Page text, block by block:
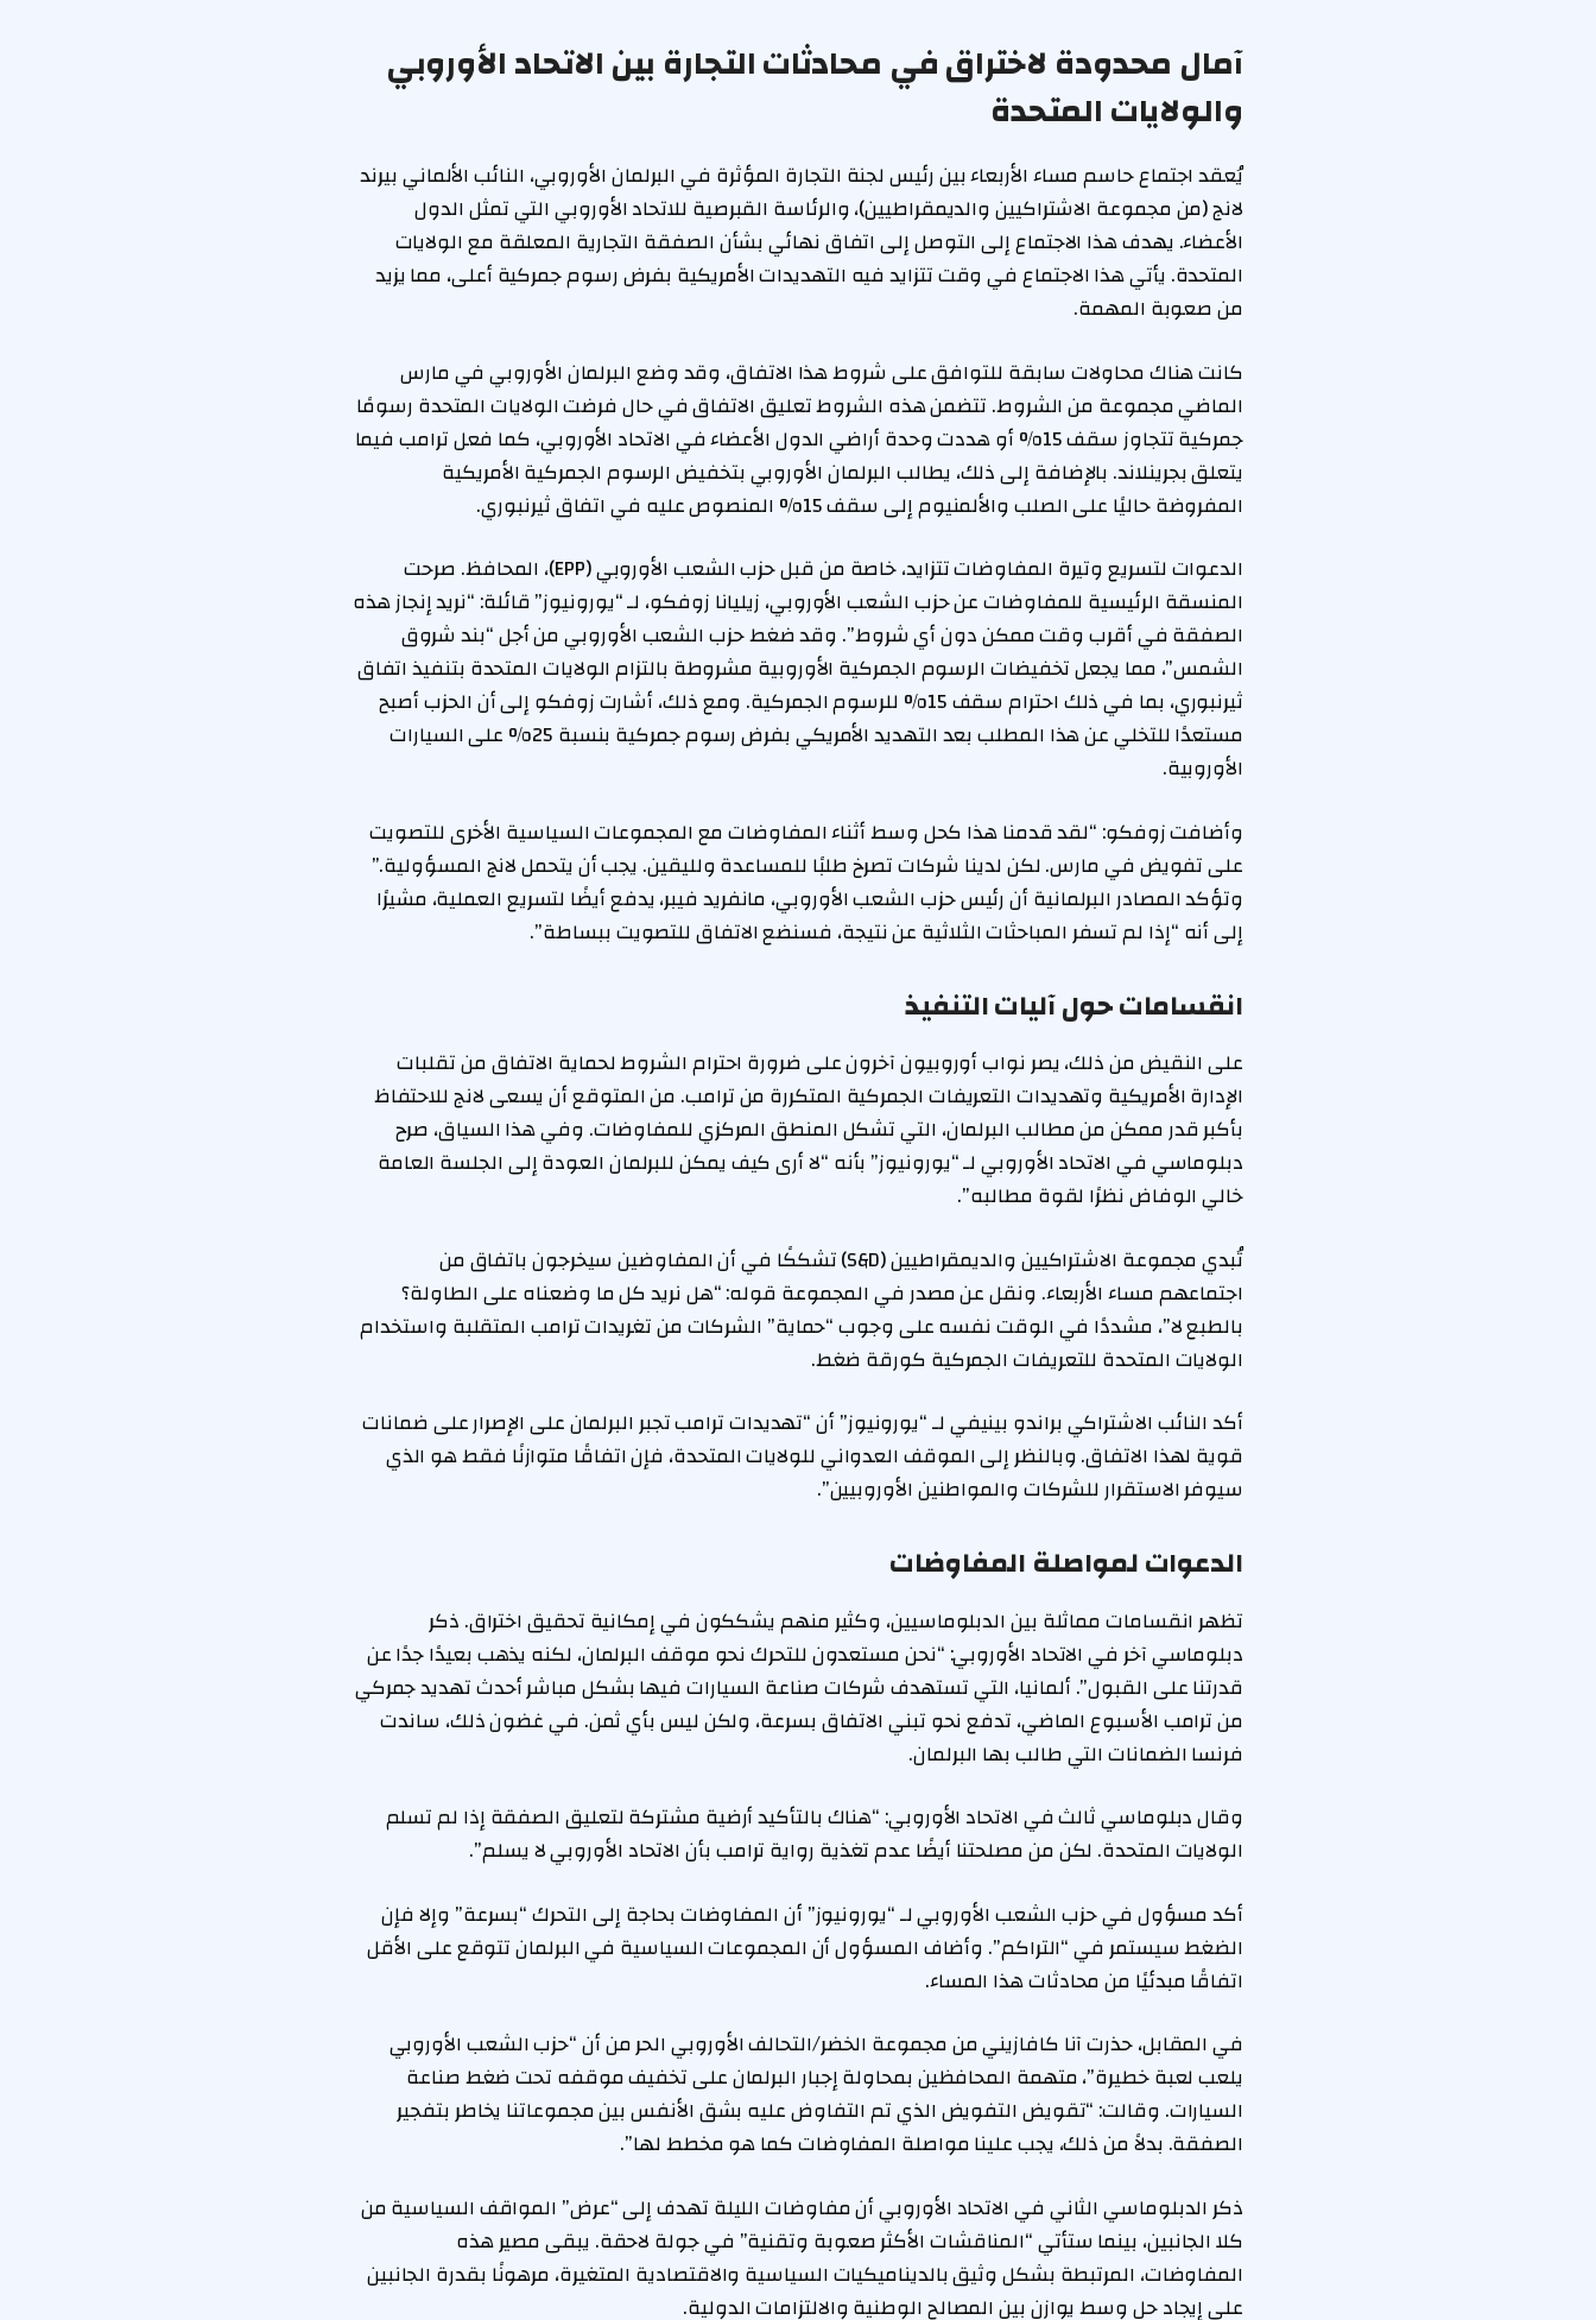
آمال محدودة لاختراق في محادثات التجارة بين الاتحاد الأوروبي
والولايات المتحدة
يُعقد اجتماع حاسم مساء الأربعاء بين رئيس لجنة التجارة المؤثرة في البرلمان الأوروبي، النائب الألماني بيرند
لانج (من مجموعة الاشتراكيين والديمقراطيين)، والرئاسة القبرصية للاتحاد الأوروبي التي تمثل الدول
الأعضاء. يهدف هذا الاجتماع إلى التوصل إلى اتفاق نهائي بشأن الصفقة التجارية المعلقة مع الولايات
المتحدة. يأتي هذا الاجتماع في وقت تتزايد فيه التهديدات الأمريكية بفرض رسوم جمركية أعلى، مما يزيد
من صعوبة المهمة.
كانت هناك محاولات سابقة للتوافق على شروط هذا الاتفاق، وقد وضع البرلمان الأوروبي في مارس
الماضي مجموعة من الشروط. تتضمن هذه الشروط تعليق الاتفاق في حال فرضت الولايات المتحدة رسومًا
جمركية تتجاوز سقف 15% أو هددت وحدة أراضي الدول الأعضاء في الاتحاد الأوروبي، كما فعل ترامب فيما
يتعلق بجرينلاند. بالإضافة إلى ذلك، يطالب البرلمان الأوروبي بتخفيض الرسوم الجمركية الأمريكية
المفروضة حاليًا على الصلب والألمنيوم إلى سقف 15% المنصوص عليه في اتفاق ثيرنبوري.
الدعوات لتسريع وتيرة المفاوضات تتزايد، خاصة من قبل حزب الشعب الأوروبي (EPP)، المحافظ. صرحت
المنسقة الرئيسية للمفاوضات عن حزب الشعب الأوروبي، زيليانا زوفكو، لـ “يورونيوز” قائلة: “نريد إنجاز هذه
الصفقة في أقرب وقت ممكن دون أي شروط”. وقد ضغط حزب الشعب الأوروبي من أجل “بند شروق
الشمس”، مما يجعل تخفيضات الرسوم الجمركية الأوروبية مشروطة بالتزام الولايات المتحدة بتنفيذ اتفاق
ثيرنبوري، بما في ذلك احترام سقف 15% للرسوم الجمركية. ومع ذلك، أشارت زوفكو إلى أن الحزب أصبح
مستعدًا للتخلي عن هذا المطلب بعد التهديد الأمريكي بفرض رسوم جمركية بنسبة 25% على السيارات
الأوروبية.
وأضافت زوفكو: “لقد قدمنا هذا كحل وسط أثناء المفاوضات مع المجموعات السياسية الأخرى للتصويت
على تفويض في مارس. لكن لدينا شركات تصرخ طلبًا للمساعدة ولليقين. يجب أن يتحمل لانج المسؤولية.”
وتؤكد المصادر البرلمانية أن رئيس حزب الشعب الأوروبي، مانفريد فيبر، يدفع أيضًا لتسريع العملية، مشيرًا
إلى أنه “إذا لم تسفر المباحثات الثلاثية عن نتيجة، فسنضع الاتفاق للتصويت ببساطة”.
انقسامات حول آليات التنفيذ
على النقيض من ذلك، يصر نواب أوروبيون آخرون على ضرورة احترام الشروط لحماية الاتفاق من تقلبات
الإدارة الأمريكية وتهديدات التعريفات الجمركية المتكررة من ترامب. من المتوقع أن يسعى لانج للاحتفاظ
بأكبر قدر ممكن من مطالب البرلمان، التي تشكل المنطق المركزي للمفاوضات. وفي هذا السياق، صرح
دبلوماسي في الاتحاد الأوروبي لـ “يورونيوز” بأنه “لا أرى كيف يمكن للبرلمان العودة إلى الجلسة العامة
خالي الوفاض نظرًا لقوة مطالبه”.
تُبدي مجموعة الاشتراكيين والديمقراطيين (S&D) تشككًا في أن المفاوضين سيخرجون باتفاق من
اجتماعهم مساء الأربعاء. ونقل عن مصدر في المجموعة قوله: “هل نريد كل ما وضعناه على الطاولة؟
بالطبع لا”، مشددًا في الوقت نفسه على وجوب “حماية” الشركات من تغريدات ترامب المتقلبة واستخدام
الولايات المتحدة للتعريفات الجمركية كورقة ضغط.
أكد النائب الاشتراكي براندو بينيفي لـ “يورونيوز” أن “تهديدات ترامب تجبر البرلمان على الإصرار على ضمانات
قوية لهذا الاتفاق. وبالنظر إلى الموقف العدواني للولايات المتحدة، فإن اتفاقًا متوازنًا فقط هو الذي
سيوفر الاستقرار للشركات والمواطنين الأوروبيين”.
الدعوات لمواصلة المفاوضات
تظهر انقسامات مماثلة بين الدبلوماسيين، وكثير منهم يشككون في إمكانية تحقيق اختراق. ذكر
دبلوماسي آخر في الاتحاد الأوروبي: “نحن مستعدون للتحرك نحو موقف البرلمان، لكنه يذهب بعيدًا جدًا عن
قدرتنا على القبول”. ألمانيا، التي تستهدف شركات صناعة السيارات فيها بشكل مباشر أحدث تهديد جمركي
من ترامب الأسبوع الماضي، تدفع نحو تبني الاتفاق بسرعة، ولكن ليس بأي ثمن. في غضون ذلك، ساندت
فرنسا الضمانات التي طالب بها البرلمان.
وقال دبلوماسي ثالث في الاتحاد الأوروبي: “هناك بالتأكيد أرضية مشتركة لتعليق الصفقة إذا لم تسلم
الولايات المتحدة. لكن من مصلحتنا أيضًا عدم تغذية رواية ترامب بأن الاتحاد الأوروبي لا يسلم”.
أكد مسؤول في حزب الشعب الأوروبي لـ “يورونيوز” أن المفاوضات بحاجة إلى التحرك “بسرعة” وإلا فإن
الضغط سيستمر في “التراكم”. وأضاف المسؤول أن المجموعات السياسية في البرلمان تتوقع على الأقل
اتفاقًا مبدئيًا من محادثات هذا المساء.
في المقابل، حذرت آنا كافازيني من مجموعة الخضر/التحالف الأوروبي الحر من أن “حزب الشعب الأوروبي
يلعب لعبة خطيرة”، متهمة المحافظين بمحاولة إجبار البرلمان على تخفيف موقفه تحت ضغط صناعة
السيارات. وقالت: “تقويض التفويض الذي تم التفاوض عليه بشق الأنفس بين مجموعاتنا يخاطر بتفجير
الصفقة. بدلاً من ذلك، يجب علينا مواصلة المفاوضات كما هو مخطط لها”.
ذكر الدبلوماسي الثاني في الاتحاد الأوروبي أن مفاوضات الليلة تهدف إلى “عرض” المواقف السياسية من
كلا الجانبين، بينما ستأتي “المناقشات الأكثر صعوبة وتقنية” في جولة لاحقة. يبقى مصير هذه
المفاوضات، المرتبطة بشكل وثيق بالديناميكيات السياسية والاقتصادية المتغيرة، مرهونًا بقدرة الجانبين
على إيجاد حل وسط يوازن بين المصالح الوطنية والالتزامات الدولية.